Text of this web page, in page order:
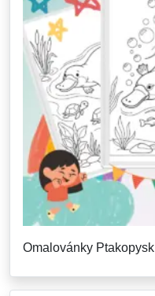
Omalovánky Ptakopysk